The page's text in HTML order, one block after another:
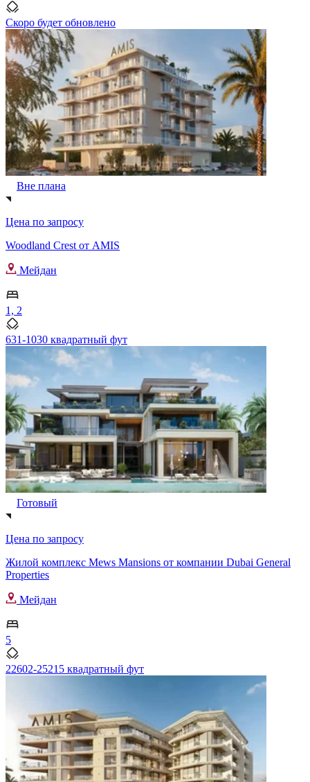
Скоро будет обновлено
Вне плана
Цена по запросу
Woodland Crest от AMIS
Мейдан
1, 2
631-1030 квадратный фут
Готовый
Цена по запросу
Жилой комплекс Mews Mansions от компании Dubai General
Properties
Мейдан
5
22602-25215 квадратный фут